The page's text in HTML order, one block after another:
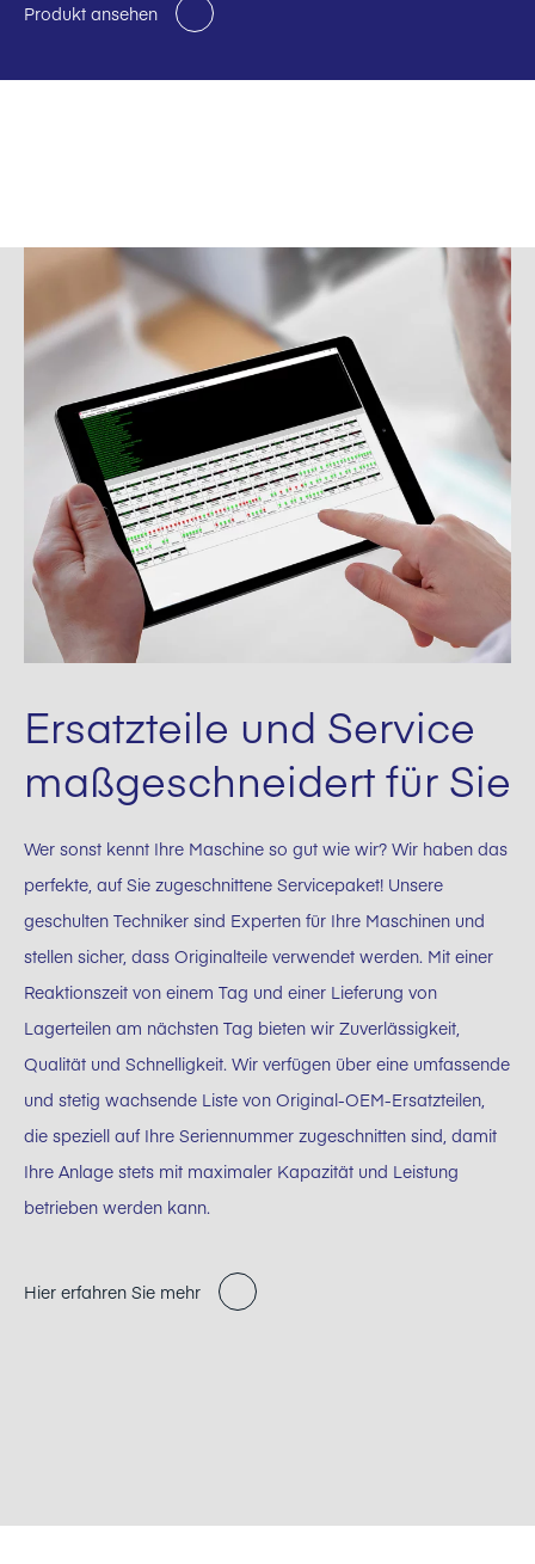
Produkt ansehen
Ersatzteile und Service
maßgeschneidert für Sie
Wer sonst kennt Ihre Maschine so gut wie wir? Wir haben das
perfekte, auf Sie zugeschnittene Servicepaket! Unsere
geschulten Techniker sind Experten für Ihre Maschinen und
stellen sicher, dass Originalteile verwendet werden. Mit einer
Reaktionszeit von einem Tag und einer Lieferung von
Lagerteilen am nächsten Tag bieten wir Zuverlässigkeit,
Qualität und Schnelligkeit. Wir verfügen über eine umfassende
und stetig wachsende Liste von Original-OEM-Ersatzteilen,
die speziell auf Ihre Seriennummer zugeschnitten sind, damit
Ihre Anlage stets mit maximaler Kapazität und Leistung
betrieben werden kann.
Hier erfahren Sie mehr